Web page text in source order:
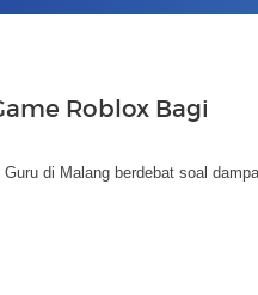
Roblox Bagi
di Malang berdebat soal